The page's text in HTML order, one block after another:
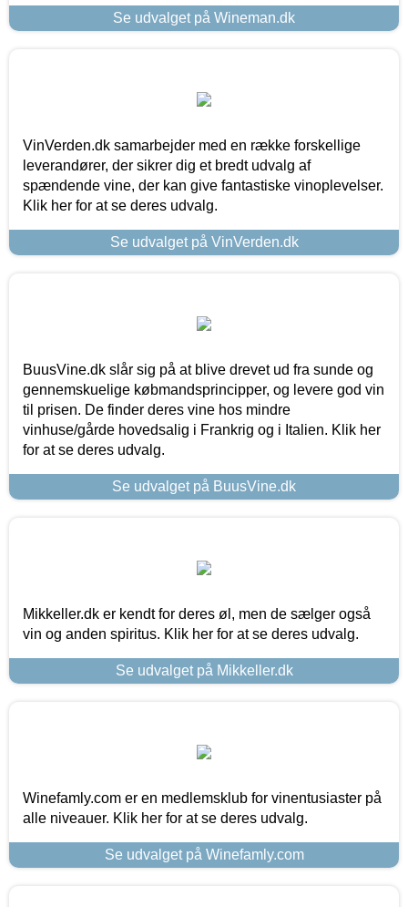
Se udvalget på Wineman.dk
VinVerden.dk samarbejder med en række forskellige
leverandører, der sikrer dig et bredt udvalg af
spændende vine, der kan give fantastiske vinoplevelser.
Klik her for at se deres udvalg.
Se udvalget på VinVerden.dk
BuusVine.dk slår sig på at blive drevet ud fra sunde og
gennemskuelige købmandsprincipper, og levere god vin
til prisen. De finder deres vine hos mindre
vinhuse/gårde hovedsalig i Frankrig og i Italien. Klik her
for at se deres udvalg.
Se udvalget på BuusVine.dk
Mikkeller.dk er kendt for deres øl, men de sælger også
vin og anden spiritus. Klik her for at se deres udvalg.
Se udvalget på Mikkeller.dk
Winefamly.com er en medlemsklub for vinentusiaster på
alle niveauer. Klik her for at se deres udvalg.
Se udvalget på Winefamly.com